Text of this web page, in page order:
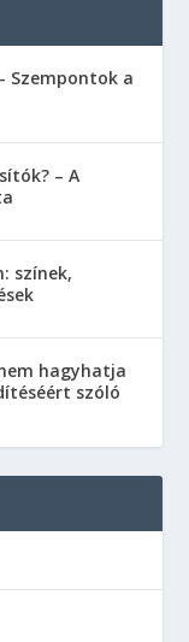
Szempontok a
– A
színek,
hagyhatja
szóló